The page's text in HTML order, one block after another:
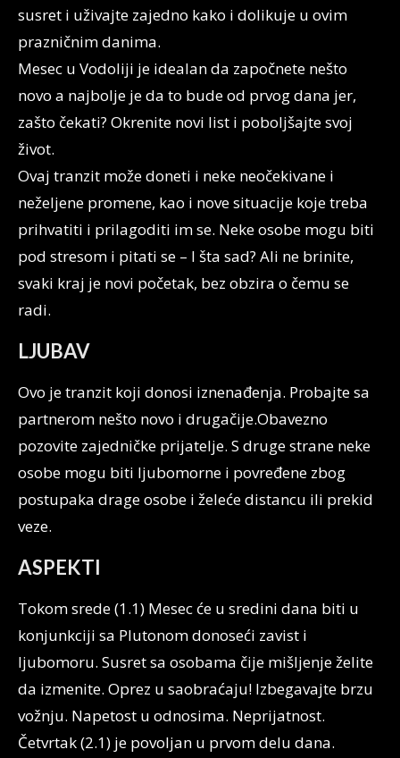
susret i uživajte zajedno kako i dolikuje u ovim
prazničnim danima.
Mesec u Vodoliji je idealan da započnete nešto
novo a najbolje je da to bude od prvog dana jer,
zašto čekati? Okrenite novi list i poboljšajte svoj
život.
Ovaj tranzit može doneti i neke neočekivane i
neželjene promene, kao i nove situacije koje treba
prihvatiti i prilagoditi im se. Neke osobe mogu biti
pod stresom i pitati se – I šta sad? Ali ne brinite,
svaki kraj je novi početak, bez obzira o čemu se
radi.
LJUBAV
Ovo je tranzit koji donosi iznenađenja. Probajte sa
partnerom nešto novo i drugačije.Obavezno
pozovite zajedničke prijatelje. S druge strane neke
osobe mogu biti ljubomorne i povređene zbog
postupaka drage osobe i želeće distancu ili prekid
veze.
ASPEKTI
Tokom srede (1.1) Mesec će u sredini dana biti u
konjunkciji sa Plutonom donoseći zavist i
ljubomoru. Susret sa osobama čije mišljenje želite
da izmenite. Oprez u saobraćaju! Izbegavajte brzu
vožnju. Napetost u odnosima. Neprijatnost.
Četvrtak (2.1) je povoljan u prvom delu dana.